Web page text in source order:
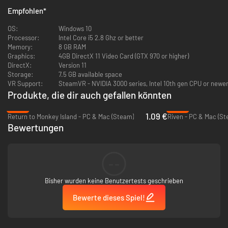
Ihrem Briefkasten ab, sammeln Sie Dekorationen zum Verschönern
Empfohlen*
OS:
Windows 10
Processor:
Intel Core i5 2.8 Ghz or better
Memory:
8 GB RAM
Graphics:
4GB DirectX 11 Video Card (GTX 970 or higher)
DirectX:
Version 11
Storage:
7.5 GB available space
VR Support:
SteamVR - NVIDIA 3000 series, Intel 10th gen CPU or
Produkte, die dir auch gefallen könnten
Return to Monkey Island - PC & Mac (Steam)
1.09 €Riven - PC & Mac
Bewertungen
Bisher wurden keine Benutzertests geschrieben
Bewerte dieses Spiel!